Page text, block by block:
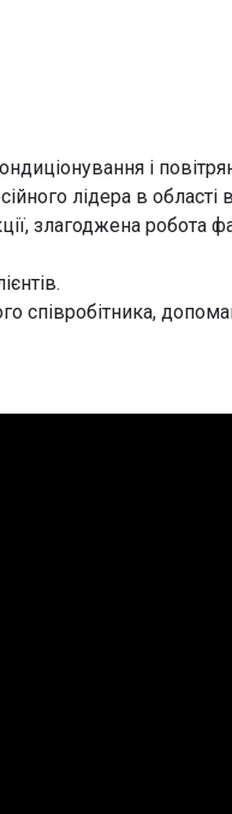
і
лідера в області
злагоджена робота
співробітника,